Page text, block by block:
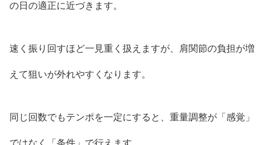
の日の適正に近づきます。
速く振り回すほど一見重く扱えますが、肩関節の負担が増
えて狙いが外れやすくなります。
同じ回数でもテンポを一定にすると、重量調整が「感覚」
ではなく「条件」で行えます。